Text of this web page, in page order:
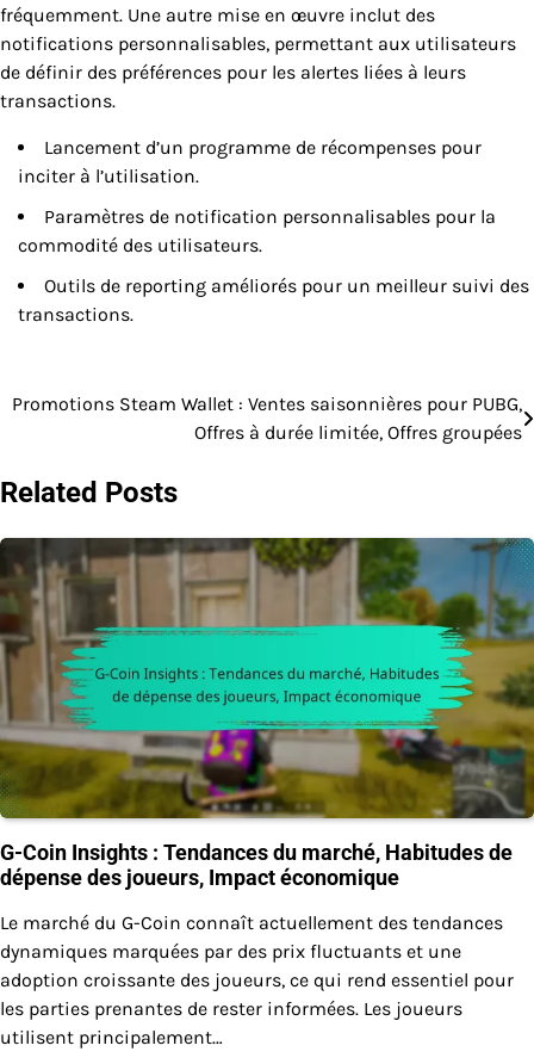
fréquemment. Une autre mise en œuvre inclut des
notifications personnalisables, permettant aux utilisateurs
de définir des préférences pour les alertes liées à leurs
transactions.
Lancement d’un programme de récompenses pour
inciter à l’utilisation.
Paramètres de notification personnalisables pour la
commodité des utilisateurs.
Outils de reporting améliorés pour un meilleur suivi des
transactions.
Post
Promotions Steam Wallet : Ventes saisonnières pour PUBG,
Offres à durée limitée, Offres groupées
Related Posts
G-Coin Insights : Tendances du marché, Habitudes de
dépense des joueurs, Impact économique
Le marché du G-Coin connaît actuellement des tendances
dynamiques marquées par des prix fluctuants et une
adoption croissante des joueurs, ce qui rend essentiel pour
les parties prenantes de rester informées. Les joueurs
utilisent principalement…